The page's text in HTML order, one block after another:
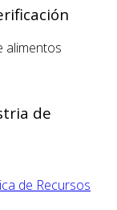
de
de Recursos